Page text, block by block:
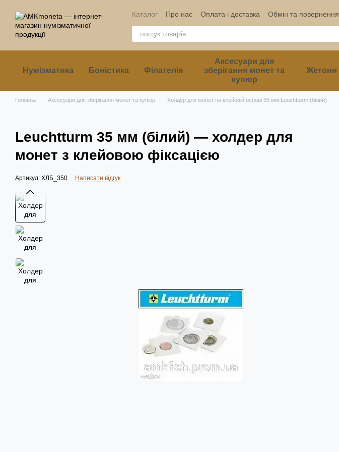
Каталог Про нас Оплата і доставка Обмін та повернення
Нумізматика Боністика Філателія
Аксесуари для
зберігання монет та
купюр
Жетони
Головна Аксесуари для зберігання монет та купюр Холдер для монет на клейовій основі 35 мм Leuchtturm (білий)
Leuchtturm 35 мм (білий) — холдер для
монет з клейовою фіксацією
Артикул: ХЛБ_350 Написати відгук